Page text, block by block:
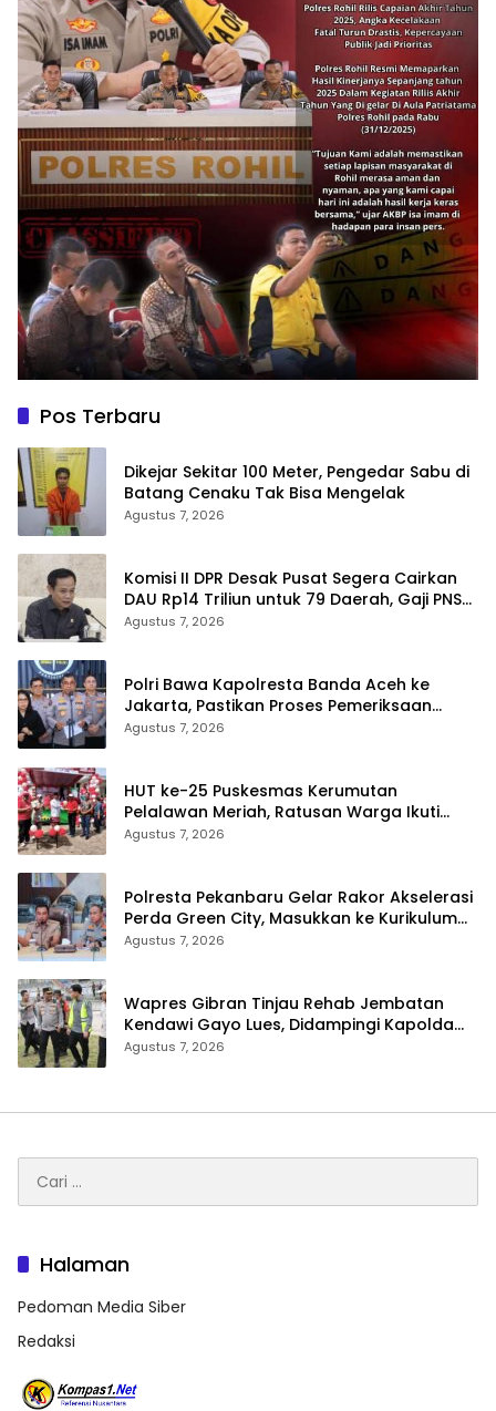
Pos Terbaru
Dikejar Sekitar 100 Meter, Pengedar Sabu di
Agustus 7, 2026
Komisi II DPR Desak Pusat Segera Cairkan
DAU Rp14 Triliun untuk 79 Daerah, Gaji PNS
Terancam Telat
Agustus 7, 2026
Polri Bawa Kapolresta Banda Aceh ke
Jakarta, Pastikan Proses Pemeriksaan
Profesional dan Transparan
Agustus 7, 2026
HUT ke-25 Puskesmas Kerumutan
Pelalawan Meriah, Ratusan Warga Ikuti
Jalan Santai dan Cek Kesehatan Gratis
Agustus 7, 2026
Polresta Pekanbaru Gelar Rakor Akselerasi
Perda Green City, Masukkan ke Kurikulum
Sekolah
Agustus 7, 2026
Wapres Gibran Tinjau Rehab Jembatan
Kendawi Gayo Lues, Didampingi Kapolda
Aceh
Agustus 7, 2026
untuk:
Halaman
Pedoman Media Siber
Redaksi